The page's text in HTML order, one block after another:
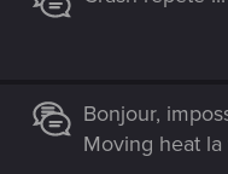
Bonjour,
Moving heat